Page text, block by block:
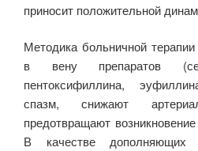
приносит положительной
Методика больничной
в вену препаратов
пентоксифиллина,
спазм, снижают
предотвращают
В качестве дополняющих